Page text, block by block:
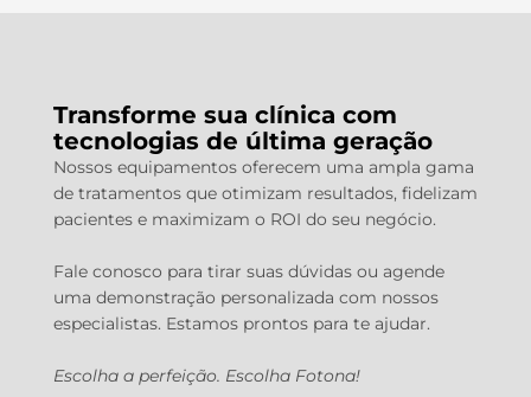
Transforme sua clínica com
tecnologias de última geração
Nossos equipamentos oferecem uma ampla gama
de tratamentos que otimizam resultados, fidelizam
pacientes e maximizam o ROI do seu negócio.
Fale conosco para tirar suas dúvidas ou agende
uma demonstração personalizada com nossos
especialistas. Estamos prontos para te ajudar.
Escolha a perfeição. Escolha Fotona!